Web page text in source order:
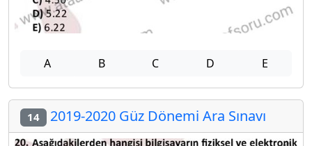
A B C D E
14 2019-2020 Güz Dönemi Ara Sınavı